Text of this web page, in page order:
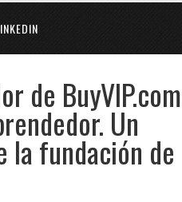
de
Un
la fundación de